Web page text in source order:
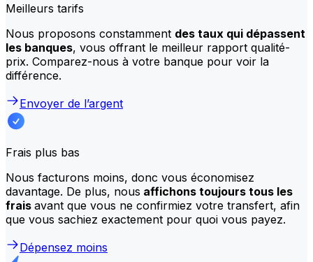
Meilleurs tarifs
Nous proposons constamment des taux qui dépassent
les banques, vous offrant le meilleur rapport qualité-
prix. Comparez-nous à votre banque pour voir la
différence.
Envoyer de l’argent
Frais plus bas
Nous facturons moins, donc vous économisez
davantage. De plus, nous affichons toujours tous les
frais avant que vous ne confirmiez votre transfert, afin
que vous sachiez exactement pour quoi vous payez.
Dépensez moins